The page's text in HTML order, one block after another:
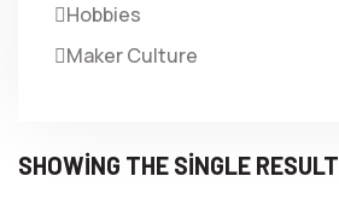
Hobbies
Maker Culture
SHOWING THE SINGLE RESULT